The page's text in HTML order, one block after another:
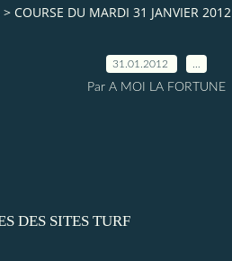
> COURSE DU MARDI 31 JANVIER 2012
31.01.2012
Par A MOI LA FORTUNE